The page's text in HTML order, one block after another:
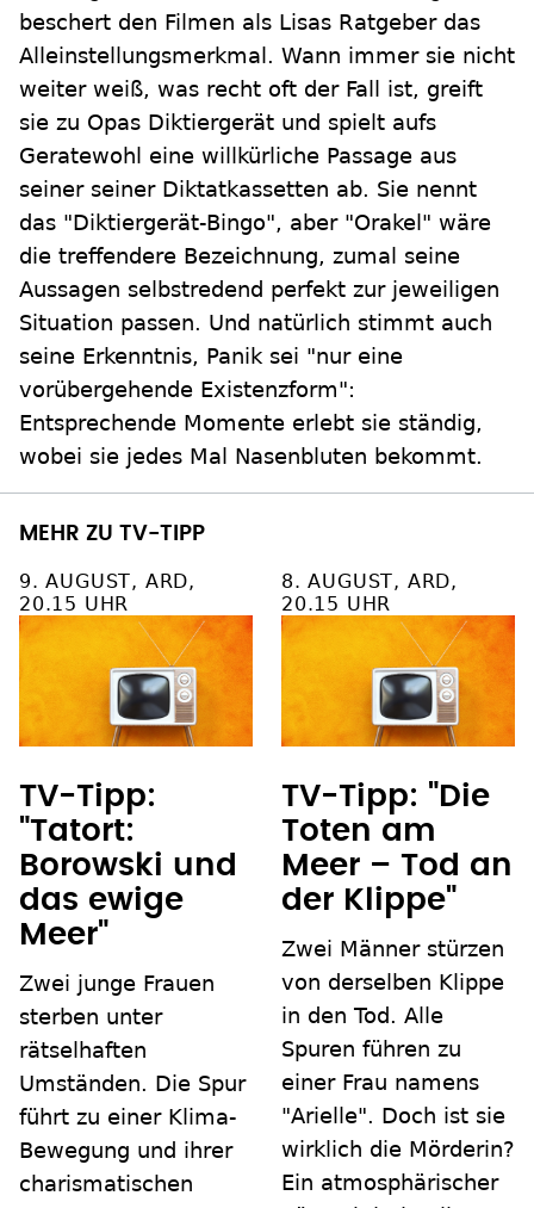
beschert den Filmen als Lisas Ratgeber das
Alleinstellungsmerkmal. Wann immer sie nicht
weiter weiß, was recht oft der Fall ist, greift
sie zu Opas Diktiergerät und spielt aufs
Geratewohl eine willkürliche Passage aus
seiner seiner Diktatkassetten ab. Sie nennt
das "Diktiergerät-Bingo", aber "Orakel" wäre
die treffendere Bezeichnung, zumal seine
Aussagen selbstredend perfekt zur jeweiligen
Situation passen. Und natürlich stimmt auch
seine Erkenntnis, Panik sei "nur eine
vorübergehende Existenzform":
Entsprechende Momente erlebt sie ständig,
wobei sie jedes Mal Nasenbluten bekommt.
MEHR ZU TV-TIPP
9. AUGUST, ARD,
20.15 UHR
TV-Tipp:
"Tatort:
Borowski und
das ewige
Meer"
Zwei junge Frauen
sterben unter
rätselhaften
Umständen. Die Spur
führt zu einer Klima-
Bewegung und ihrer
charismatischen
8. AUGUST, ARD,
20.15 UHR
TV-Tipp: "Die
Toten am
Meer – Tod an
der Klippe"
Zwei Männer stürzen
von derselben Klippe
in den Tod. Alle
Spuren führen zu
einer Frau namens
"Arielle". Doch ist sie
wirklich die Mörderin?
Ein atmosphärischer